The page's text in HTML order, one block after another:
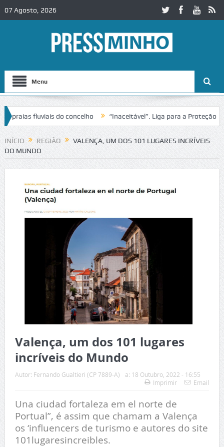
07 Agosto, 2026
Menu
fluviais do concelho “Inaceitável”. Liga para a Proteção da
INÍCIO REGIÃO
VALENÇA, UM DOS 101 LUGARES INCRÍVEIS
DO MUNDO
Valença, um dos 101 lugares
incríveis do Mundo
Autor: Fernando Gualtieri (CP 7889-A) a: 18 Outubro, 2022 - 16:55
Imprimir
Email
Una ciudad fortaleza em el norte de
Portual”, é assim que chamam a Valença
os ‘influencers de turismo e autores do site
101lugaresincreibles.